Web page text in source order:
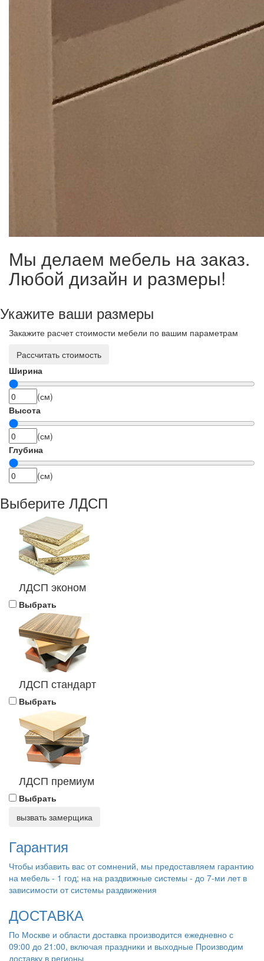
Мы делаем мебель на заказ.
Любой дизайн и размеры!
Укажите ваши размеры
Закажите расчет стоимости мебели по вашим параметрам
Рассчитать стоимость
Ширина
(см)
Высота
(см)
Глубина
(см)
Выберите ЛДСП
ЛДСП эконом
Выбрать
ЛДСП стандарт
Выбрать
ЛДСП премиум
Выбрать
вызвать замерщика
Гарантия
Чтобы избавить вас от сомнений, мы предоставляем гарантию
на мебель - 1 год; на на раздвижные системы - до 7-ми лет в
зависимости от системы раздвижения
ДОСТАВКА
По Москве и области доставка производится ежедневно с
09:00 до 21:00, включая праздники и выходные Производим
доставку в регионы